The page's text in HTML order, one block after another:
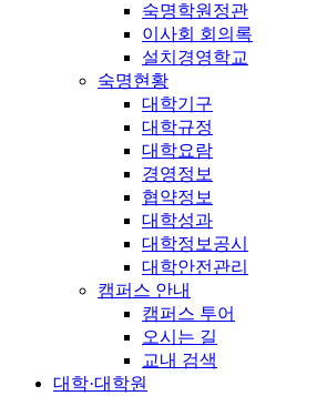
숙명학원정관
이사회 회의록
설치경영학교
숙명현황
대학기구
대학규정
대학요람
경영정보
협약정보
대학성과
대학정보공시
대학안전관리
캠퍼스 안내
캠퍼스 투어
오시는 길
교내 검색
대학·대학원